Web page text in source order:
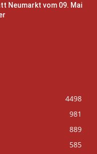
Neumarkt vom 09. Mai
4498
981
889
585